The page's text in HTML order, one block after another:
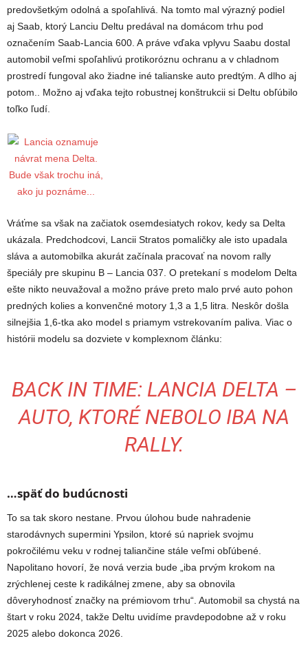
predovšetkým odolná a spoľahlivá. Na tomto mal výrazný podiel
aj Saab, ktorý Lanciu Deltu predával na domácom trhu pod
označením Saab-Lancia 600. A práve vďaka vplyvu Saabu dostal
automobil veľmi spoľahlivú protikoróznu ochranu a v chladnom
prostredí fungoval ako žiadne iné talianske auto predtým. A dlho aj
potom.. Možno aj vďaka tejto robustnej konštrukcii si Deltu obľúbilo
toľko ľudí.
Vráťme sa však na začiatok osemdesiatych rokov, kedy sa Delta
ukázala. Predchodcovi, Lancii Stratos pomaličky ale isto upadala
sláva a automobilka akurát začínala pracovať na novom rally
špeciály pre skupinu B – Lancia 037. O pretekaní s modelom Delta
ešte nikto neuvažoval a možno práve preto malo prvé auto pohon
predných kolies a konvenčné motory 1,3 a 1,5 litra. Neskôr došla
silnejšia 1,6-tka ako model s priamym vstrekovaním paliva. Viac o
histórii modelu sa dozviete v komplexnom článku:
BACK IN TIME: LANCIA DELTA –
AUTO, KTORÉ NEBOLO IBA NA
RALLY.
…späť do budúcnosti
To sa tak skoro nestane. Prvou úlohou bude nahradenie
starodávnych supermini Ypsilon, ktoré sú napriek svojmu
pokročilému veku v rodnej taliančine stále veľmi obľúbené.
Napolitano hovorí, že nová verzia bude „iba prvým krokom na
zrýchlenej ceste k radikálnej zmene, aby sa obnovila
dôveryhodnosť značky na prémiovom trhu“. Automobil sa chystá na
štart v roku 2024, takže Deltu uvidíme pravdepodobne až v roku
2025 alebo dokonca 2026.